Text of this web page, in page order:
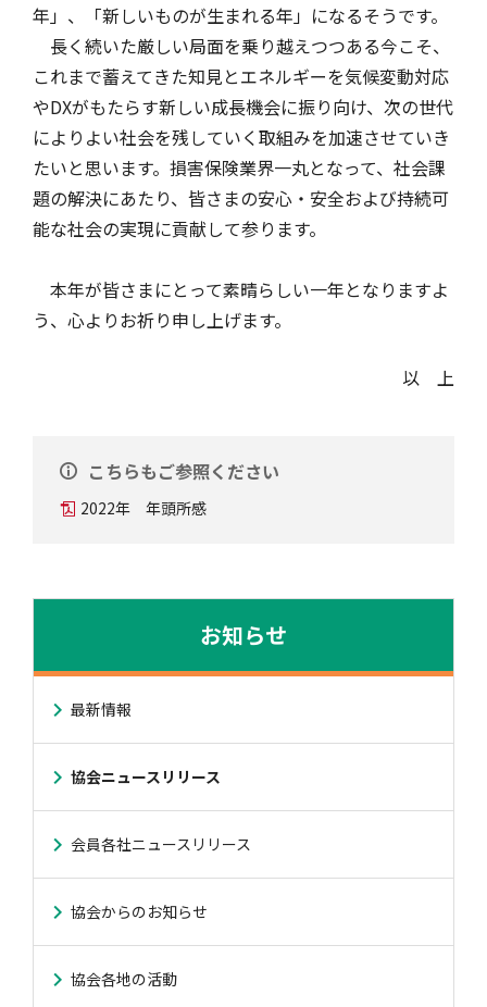
年」、「新しいものが生まれる年」になるそうです。
長く続いた厳しい局面を乗り越えつつある今こそ、
これまで蓄えてきた知見とエネルギーを気候変動対応
やDXがもたらす新しい成長機会に振り向け、次の世代
によりよい社会を残していく取組みを加速させていき
たいと思います。損害保険業界一丸となって、社会課
題の解決にあたり、皆さまの安心・安全および持続可
能な社会の実現に貢献して参ります。
本年が皆さまにとって素晴らしい一年となりますよ
う、心よりお祈り申し上げます。
以 上
こちらもご参照ください
2022年 年頭所感
お知らせ
最新情報
協会ニュースリリース
会員各社ニュースリリース
協会からのお知らせ
協会各地の活動